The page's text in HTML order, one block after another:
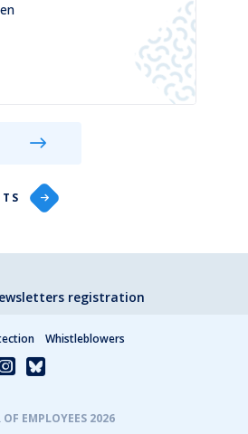
registration
EMPLOYEES 2026
Whistleblowers